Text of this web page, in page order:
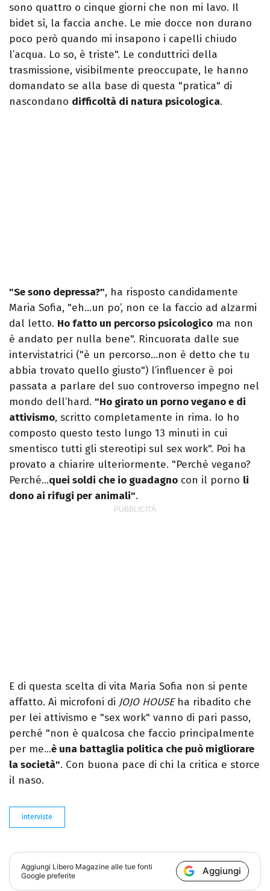
sono quattro o cinque giorni che non mi lavo. Il
bidet sì, la faccia anche. Le mie docce non durano
poco però quando mi insapono i capelli chiudo
l’acqua. Lo so, è triste". Le conduttrici della
trasmissione, visibilmente preoccupate, le hanno
domandato se alla base di questa "pratica" di
nascondano difficoltà di natura psicologica.
"Se sono depressa?", ha risposto candidamente
Maria Sofia, "eh…un po’, non ce la faccio ad alzarmi
dal letto. Ho fatto un percorso psicologico ma non
è andato per nulla bene". Rincuorata dalle sue
intervistatrici ("è un percorso…non è detto che tu
abbia trovato quello giusto") l’influencer è poi
passata a parlare del suo controverso impegno nel
mondo dell’hard. "Ho girato un porno vegano e di
attivismo, scritto completamente in rima. Io ho
composto questo testo lungo 13 minuti in cui
smentisco tutti gli stereotipi sul sex work". Poi ha
provato a chiarire ulteriormente. "Perché vegano?
Perché…quei soldi che io guadagno con il porno li
dono ai rifugi per animali".
E di questa scelta di vita Maria Sofia non si pente
affatto. Ai microfoni di JOJO HOUSE ha ribadito che
per lei attivismo e "sex work" vanno di pari passo,
perché "non è qualcosa che faccio principalmente
per me…è una battaglia politica che può migliorare
la società". Con buona pace di chi la critica e storce
il naso.
interviste
Aggiungi Libero Magazine alle tue fonti
Google preferite
Aggiungi